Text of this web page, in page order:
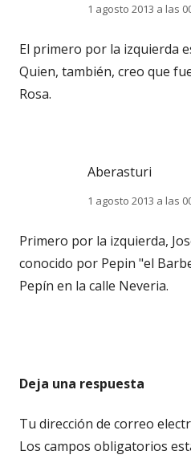
1 agosto 2013 a las
El primero por la izquierda
Quien, también, creo que
Rosa.
Aberasturi
1 agosto 2013 a las
Primero por la izquierda,
conocido por Pepin "el
Pepín en la calle Neveria.
Deja una respuesta
Tu dirección de correo
Los campos obligatorios